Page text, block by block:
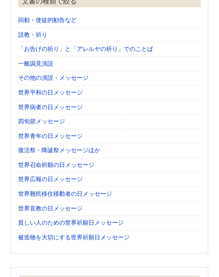
回勅・使徒的勧告など
説教・祈り
「お告げの祈り」と「アレルヤの祈り」でのことば
一般謁見演説
その他の演説・メッセージ
世界平和の日メッセージ
世界病者の日メッセージ
四旬節メッセージ
世界青年の日メッセージ
復活祭・降誕祭メッセージほか
世界召命祈願の日メッセージ
世界広報の日メッセージ
世界難民移住移動者の日メッセージ
世界宣教の日メッセージ
貧しい人のための世界祈願日メッセージ
被造物を大切にする世界祈願日メッセージ